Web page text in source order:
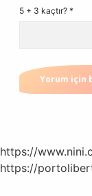
5 + 3 kaçtır? *
https://
https://